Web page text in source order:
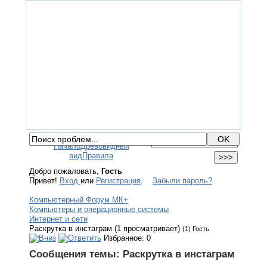
НачалоДревовидный
видПравила
Добро пожаловать, Гость
Привет! Вход или Регистрация. Забыли пароль?
Компьютерный Форум МК+
Компьютеры и операционные системы
Интернет и сети
Раскрутка в инстаграм (1 просматривает) (1) Гость
Избранное: 0
Сообщения темы: Раскрутка в инстаграм